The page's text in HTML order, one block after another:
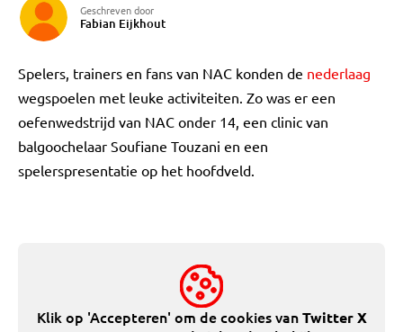
Geschreven door
Fabian Eijkhout
Spelers, trainers en fans van NAC konden de nederlaag
wegspoelen met leuke activiteiten. Zo was er een
oefenwedstrijd van NAC onder 14, een clinic van
balgoochelaar Soufiane Touzani en een
spelerspresentatie op het hoofdveld.
Klik op 'Accepteren' om de cookies vanTwitter X